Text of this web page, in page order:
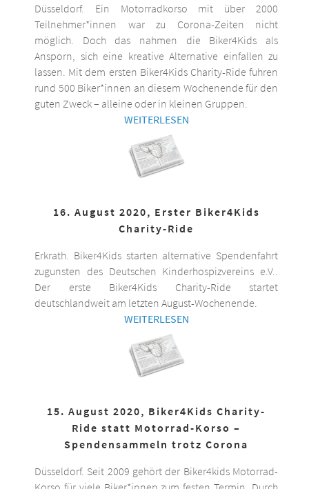
Düsseldorf. Ein Motorradkorso mit über 2000
Teilnehmer*innen war zu Corona-Zeiten nicht
möglich. Doch das nahmen die Biker4Kids als
Ansporn, sich eine kreative Alternative einfallen zu
lassen. Mit dem ersten Biker4Kids Charity-Ride fuhren
rund 500 Biker*innen an diesem Wochenende für den
guten Zweck – alleine oder in kleinen Gruppen.
WEITERLESEN
16. August 2020, Erster Biker4Kids
Charity-Ride
Erkrath. Biker4Kids starten alternative Spendenfahrt
zugunsten des Deutschen Kinderhospizvereins e.V..
Der erste Biker4Kids Charity-Ride startet
deutschlandweit am letzten August-Wochenende.
WEITERLESEN
15. August 2020, Biker4Kids Charity-
Ride statt Motorrad-Korso –
Spendensammeln trotz Corona
Düsseldorf. Seit 2009 gehört der Biker4kids Motorrad-